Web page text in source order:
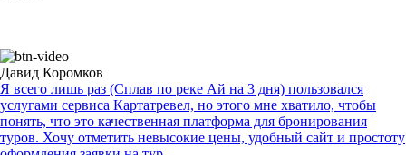
Давид Коромков
Я всего лишь раз (Сплав по реке Ай на 3 дня) пользовался
услугами сервиса Картатревел, но этого мне хватило, чтобы
понять, что это качественная платформа для бронирования
туров. Хочу отметить невысокие цены, удобный сайт и простоту